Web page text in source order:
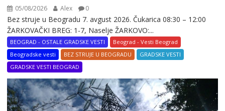
05/08/2026 Alex 0
Bez struje u Beogradu 7. avgust 2026. Čukarica 08:30 – 12:00
ŽARKOVAČKI BREG: 1-7, Naselje ŽARKOVO:...
BEOGRAD - OSTALE GRADSKE VESTI
Beograd - Vesti Beograd
Beogradske vesti
BEZ STRUJE U BEOGRADU
GRADSKE VESTI
GRADSKE VESTI BEOGRAD